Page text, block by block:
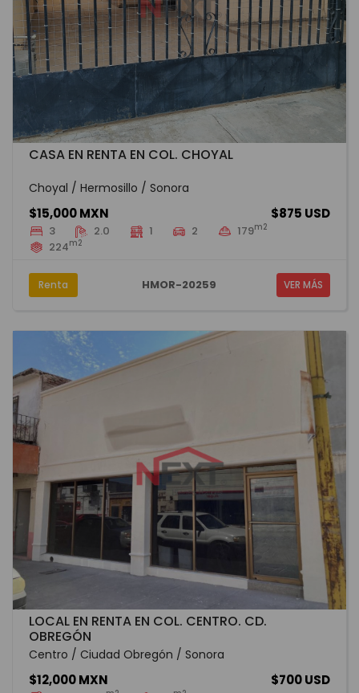
CASA EN RENTA EN COL. CHOYAL
Choyal / Hermosillo / Sonora
$15,000 MXN $875 USD
3 2.0 1 2 179m2
224m2
Renta HMOR-20259 VER MÁS
LOCAL EN RENTA EN COL. CENTRO. CD.
OBREGÓN
Centro / Ciudad Obregón / Sonora
$12,000 MXN $700 USD